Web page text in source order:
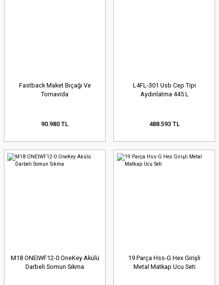
Fastback Maket Bıçağı Ve
Tornavida
90.980 TL
L4FL-301 Usb Cep Tipi
Aydınlatma 445 L
488.593 TL
M18 ONEIWF12-0 OneKey Akülü
Darbeli Somun Sıkma
19 Parça Hss-G Hex Girişli
Metal Matkap Ucu Seti